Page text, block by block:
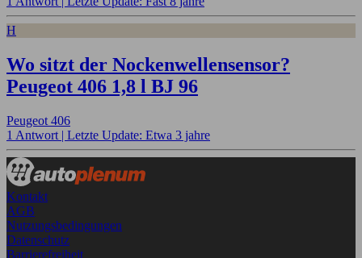
H
Wo sitzt der Nockenwellensensor?
Peugeot 406 1,8 l BJ 96
Peugeot 406
1 Antwort | Letzte Update: Etwa 3 jahre
Kontakt
AGB
Nutzungsbedingungen
Datenschutz
Barrierefreiheit